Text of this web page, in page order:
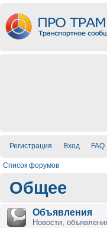
Регистрация Вход FAQ
Список форумов
Общее
Объявления
Новости,